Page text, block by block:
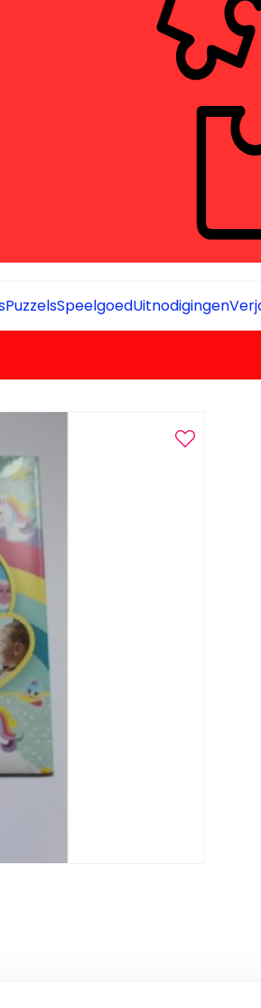
PuzzelsSpeelgoedUitnodigingen